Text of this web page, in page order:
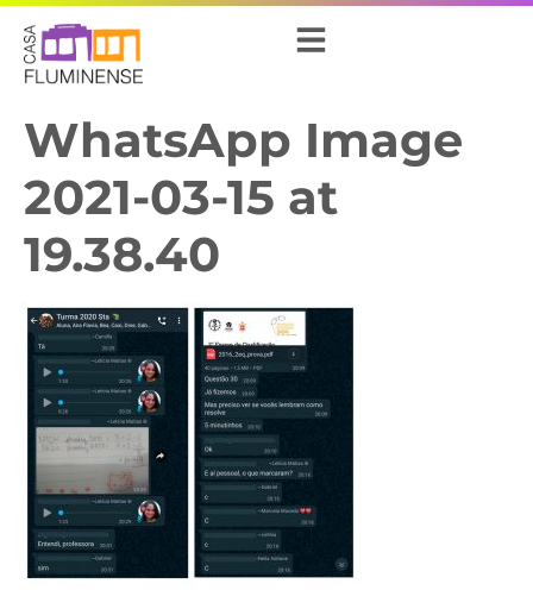
WhatsApp Image
2021-03-15 at
19.38.40